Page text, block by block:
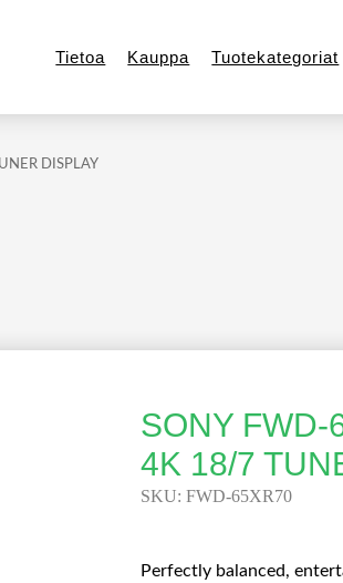
Tietoa Kauppa Tuotekategoriat
DISPLAY
SONY FWD-
4K 18/7
SKU: FWD-65XR70
Perfectly balanced,